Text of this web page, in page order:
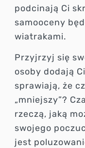
podcinają Ci
samooceny
wiatrakami.
Przyjrzyj się
osoby dodają
sprawiają, że
„mniejszy”?
rzeczą, jaką
swojego
jest